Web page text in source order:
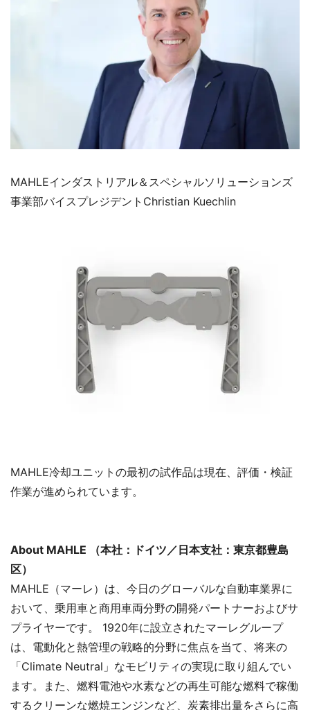
MAHLEインダストリアル＆スペシャルソリューションズ
事業部バイスプレジデントChristian Kuechlin
MAHLE冷却ユニットの最初の試作品は現在、評価・検証
作業が進められています。
About MAHLE （本社：ドイツ／日本支社：東京都豊島
区）
MAHLE（マーレ）は、今日のグローバルな自動車業界に
おいて、乗用車と商用車両分野の開発パートナーおよびサ
プライヤーです。 1920年に設立されたマーレグループ
は、電動化と熱管理の戦略的分野に焦点を当て、将来の
「Climate Neutral」なモビリティの実現に取り組んでい
ます。また、燃料電池や水素などの再生可能な燃料で稼働
するクリーンな燃焼エンジンなど、炭素排出量をさらに高